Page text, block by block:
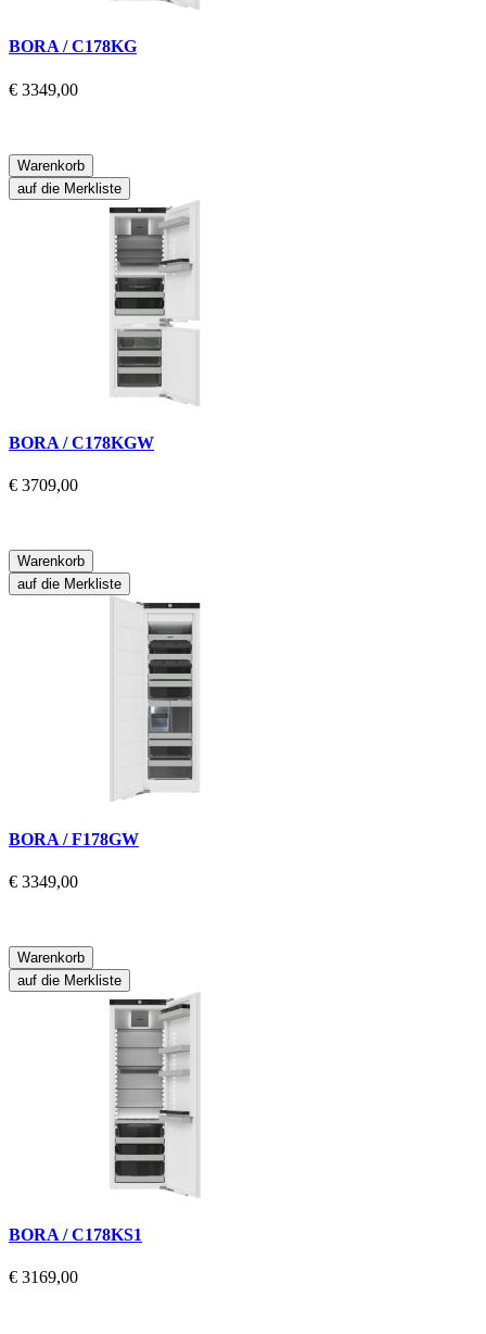
BORA / C178KG
€ 3349,00
Warenkorb
auf die Merkliste
BORA / C178KGW
€ 3709,00
Warenkorb
auf die Merkliste
BORA / F178GW
€ 3349,00
Warenkorb
auf die Merkliste
BORA / C178KS1
€ 3169,00